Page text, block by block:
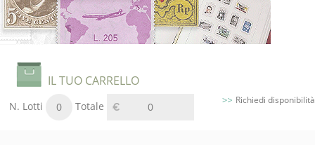
IL TUO CARRELLO
N. Lotti 0 Totale 0
Richiedi disponibilità